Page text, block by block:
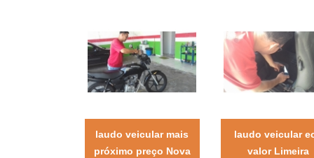
laudo veicular mais
próximo preço Nova
laudo veicular
valor Limeira